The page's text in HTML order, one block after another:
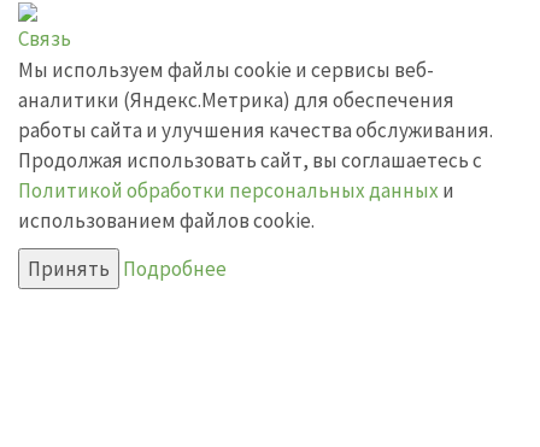
Связь
Мы используем файлы cookie и сервисы веб-
аналитики (Яндекс.Метрика) для обеспечения
работы сайта и улучшения качества обслуживания.
Продолжая использовать сайт, вы соглашаетесь с
Политикой обработки персональных данных и
использованием файлов cookie.
Принять Подробнее